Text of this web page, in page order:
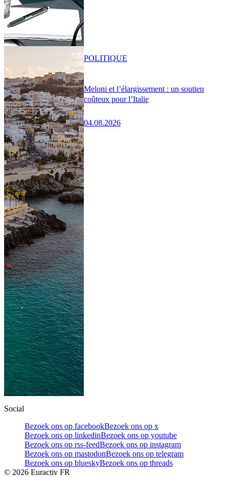
Meloni et l’élargissement : un soutien
coûteux pour l’Italie
04.08.2026
POLITIQUE
Social
Bezoek ons op facebookBezoek ons op x
Bezoek ons op linkedinBezoek ons op youtube
Bezoek ons op rss-feedBezoek ons op instagram
Bezoek ons op mastodonBezoek ons op telegram
Bezoek ons op blueskyBezoek ons op threads
© 2026 Euractiv FR